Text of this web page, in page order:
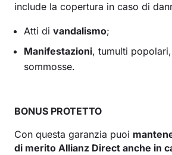
include la copertura in caso di
Atti di vandalismo;
Manifestazioni, tumulti
sommosse.
BONUS PROTETTO
Con questa garanzia puoi
di merito Allianz Direct anche in